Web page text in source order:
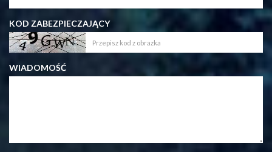
KOD ZABEZPIECZAJĄCY
WIADOMOŚĆ